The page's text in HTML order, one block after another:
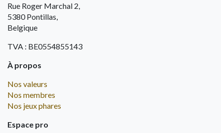
Rue Roger Marchal 2,
5380 Pontillas,
Belgique
TVA : BE0554855143
À propos
Nos valeurs
Nos membres
Nos jeux phares
Espace pro